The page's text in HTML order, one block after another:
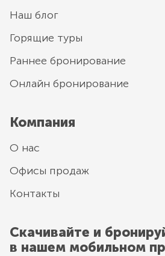
Наш блог
Горящие туры
Раннее бронирование
Онлайн бронирование
Компания
О нас
Офисы продаж
Контакты
Скачивайте и
в нашем мобильном